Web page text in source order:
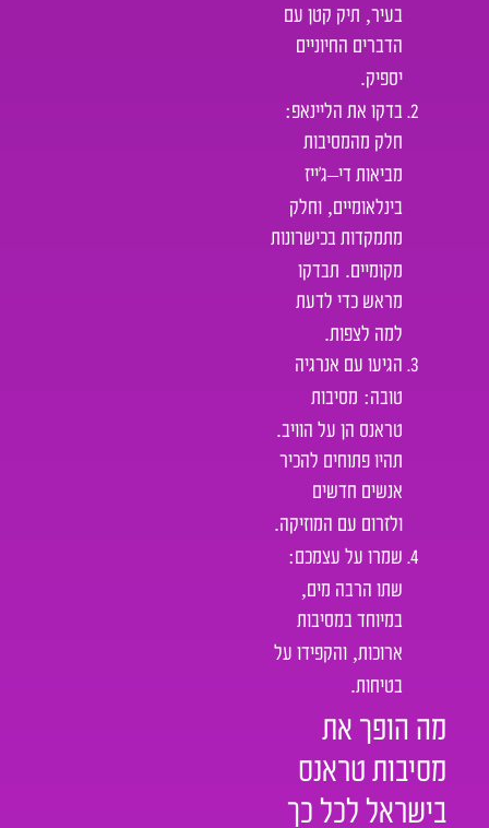
בעיר, תיק קטן עם
הדברים החיוניים
יספיק.
בדקו את הליינאפ:
חלק מהמסיבות
מביאות די–ג’ייז
בינלאומיים, וחלק
מתמקדות בכישרונות
מקומיים. תבדקו
מראש כדי לדעת
למה לצפות.
הגיעו עם אנרגיה
טובה: מסיבות
טראנס הן על הוויב.
תהיו פתוחים להכיר
אנשים חדשים
ולזרום עם המוזיקה.
שמרו על עצמכם:
שתו הרבה מים,
במיוחד במסיבות
ארוכות, והקפידו על
בטיחות.
מה הופך את
מסיבות טראנס
בישראל לכל כך